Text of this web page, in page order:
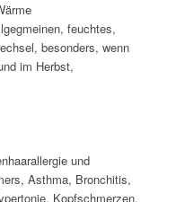
feuchtes,
besonders, wenn
im Herbst,
und
Asthma, Bronchitis,
Kopfschmerzen,